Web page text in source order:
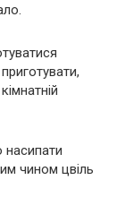
чином цвіль